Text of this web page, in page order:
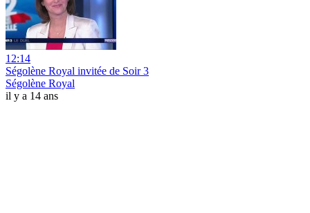
12:14
Ségolène Royal invitée de Soir 3
Ségolène Royal
il y a 14 ans